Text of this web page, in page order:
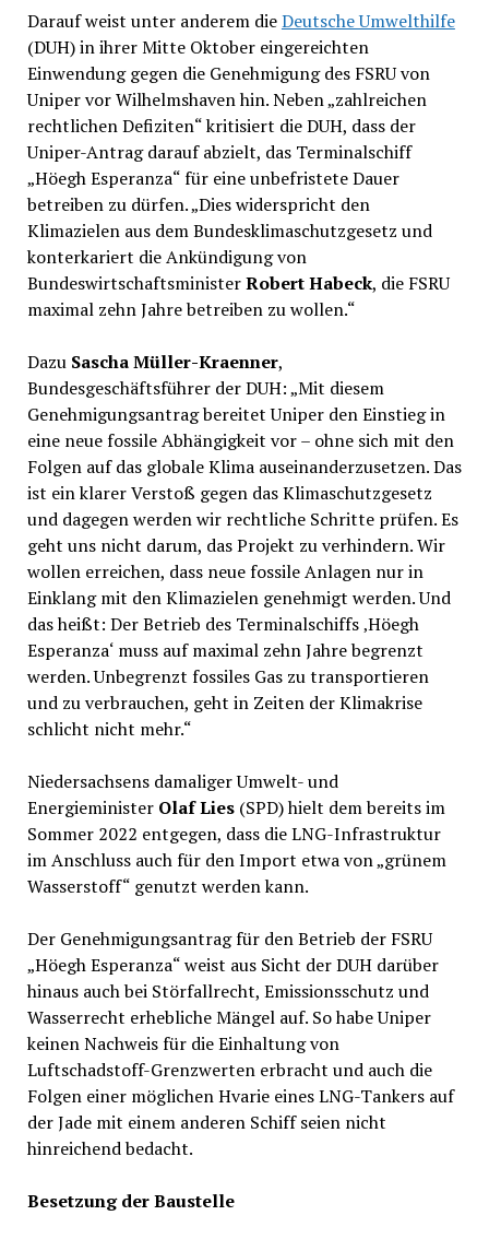
Darauf weist unter anderem dieDeutsche Umwelthilfe
(DUH) in ihrer Mitte Oktober eingereichten
Einwendung gegen die Genehmigung des FSRU von
Uniper vor Wilhelmshaven hin. Neben „zahlreichen
rechtlichen Defiziten“ kritisiert die DUH, dass der
Uniper-Antrag darauf abzielt, das Terminalschiff
„Höegh Esperanza“ für eine unbefristete Dauer
betreiben zu dürfen. „Dies widerspricht den
Klimazielen aus dem Bundesklimaschutzgesetz und
konterkariert die Ankündigung von
BundeswirtschaftsministerRobert Habeck, die FSRU
maximal zehn Jahre betreiben zu wollen.“
Dazu Sascha Müller-Kraenner,
Bundesgeschäftsführer der DUH: „Mit diesem
Genehmigungsantrag bereitet Uniper den Einstieg in
eine neue fossile Abhängigkeit vor – ohne sich mit den
Folgen auf das globale Klima auseinanderzusetzen. Das
ist ein klarer Verstoß gegen das Klimaschutzgesetz
und dagegen werden wir rechtliche Schritte prüfen. Es
geht uns nicht darum, das Projekt zu verhindern. Wir
wollen erreichen, dass neue fossile Anlagen nur in
Einklang mit den Klimazielen genehmigt werden. Und
das heißt: Der Betrieb des Terminalschiffs ‚Höegh
Esperanza‘ muss auf maximal zehn Jahre begrenzt
werden. Unbegrenzt fossiles Gas zu transportieren
und zu verbrauchen, geht in Zeiten der Klimakrise
schlicht nicht mehr.“
Niedersachsens damaliger Umwelt- und
Energieminister Olaf Lies(SPD) hielt dem bereits im
Sommer 2022 entgegen, dass die LNG-Infrastruktur
im Anschluss auch für den Import etwa von „grünem
Wasserstoff“ genutzt werden kann.
Der Genehmigungsantrag für den Betrieb der FSRU
„Höegh Esperanza“ weist aus Sicht der DUH darüber
hinaus auch bei Störfallrecht, Emissionsschutz und
Wasserrecht erhebliche Mängel auf. So habe Uniper
keinen Nachweis für die Einhaltung von
Luftschadstoff-Grenzwerten erbracht und auch die
Folgen einer möglichen Hvarie eines LNG-Tankers auf
der Jade mit einem anderen Schiff seien nicht
hinreichend bedacht.
Besetzung der Baustelle